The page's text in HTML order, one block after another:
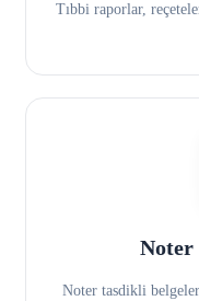
Tıbbi raporlar,
Noter
Noter tasdikli